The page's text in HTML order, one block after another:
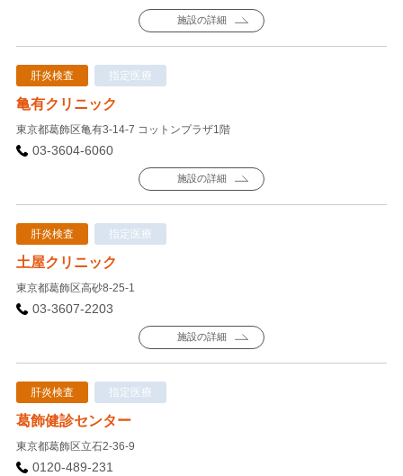
施設の詳細
肝炎検査 指定医療
亀有クリニック
東京都葛飾区亀有3-14-7 コットンプラザ1階
03-3604-6060
施設の詳細
肝炎検査 指定医療
土屋クリニック
東京都葛飾区高砂8-25-1
03-3607-2203
施設の詳細
肝炎検査 指定医療
葛飾健診センター
東京都葛飾区立石2-36-9
0120-489-231